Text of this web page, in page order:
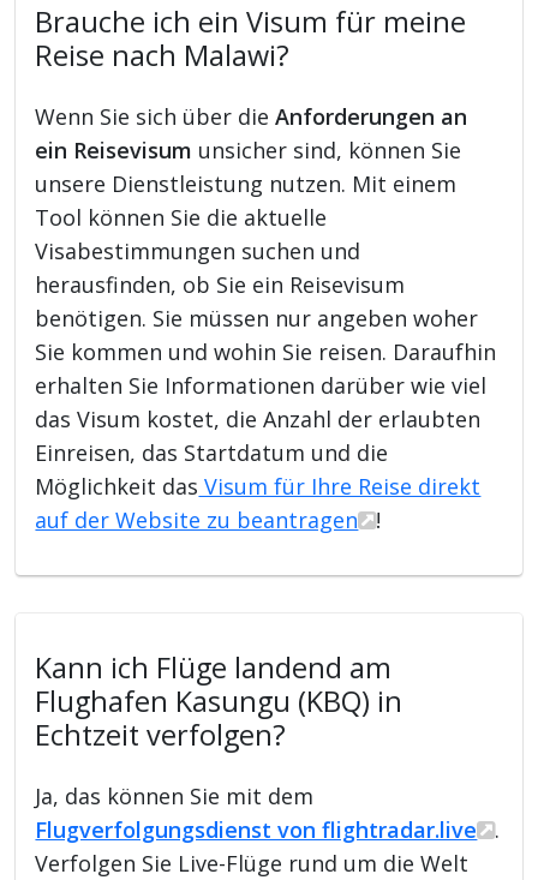
Brauche ich ein Visum für meine
Reise nach Malawi?
Wenn Sie sich über dieAnforderungen an
ein Reisevisum unsicher sind, können Sie
unsere Dienstleistung nutzen. Mit einem
Tool können Sie die aktuelle
Visabestimmungen suchen und
herausfinden, ob Sie ein Reisevisum
benötigen. Sie müssen nur angeben woher
Sie kommen und wohin Sie reisen. Daraufhin
erhalten Sie Informationen darüber wie viel
das Visum kostet, die Anzahl der erlaubten
Einreisen, das Startdatum und die
Möglichkeit das Visum für Ihre Reise direkt
auf der Website zu beantragen
!
Kann ich Flüge landend am
Flughafen Kasungu (KBQ) in
Echtzeit verfolgen?
Ja, das können Sie mit dem
Flugverfolgungsdienst von flightradar.live
.
Verfolgen Sie Live-Flüge rund um die Welt